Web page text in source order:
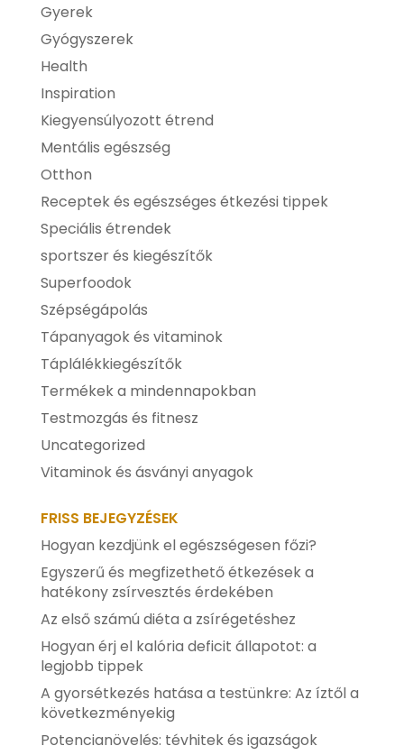
Gyerek
Gyógyszerek
Health
Inspiration
Kiegyensúlyozott étrend
Mentális egészség
Otthon
Receptek és egészséges étkezési tippek
Speciális étrendek
sportszer és kiegészítők
Superfoodok
Szépségápolás
Tápanyagok és vitaminok
Táplálékkiegészítők
Termékek a mindennapokban
Testmozgás és fitnesz
Uncategorized
Vitaminok és ásványi anyagok
FRISS BEJEGYZÉSEK
Hogyan kezdjünk el egészségesen főzi?
Egyszerű és megfizethető étkezések a
hatékony zsírvesztés érdekében
Az első számú diéta a zsírégetéshez
Hogyan érj el kalória deficit állapotot: a
legjobb tippek
A gyorsétkezés hatása a testünkre: Az íztől a
következményekig
Potencianövelés: tévhitek és igazságok